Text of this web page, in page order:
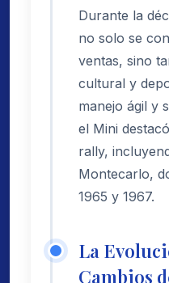
Durante la
no solo se
ventas, sino
cultural y
manejo ágil y
el Mini
rally,
Montecarlo,
1965 y 1967.
La
Cambios